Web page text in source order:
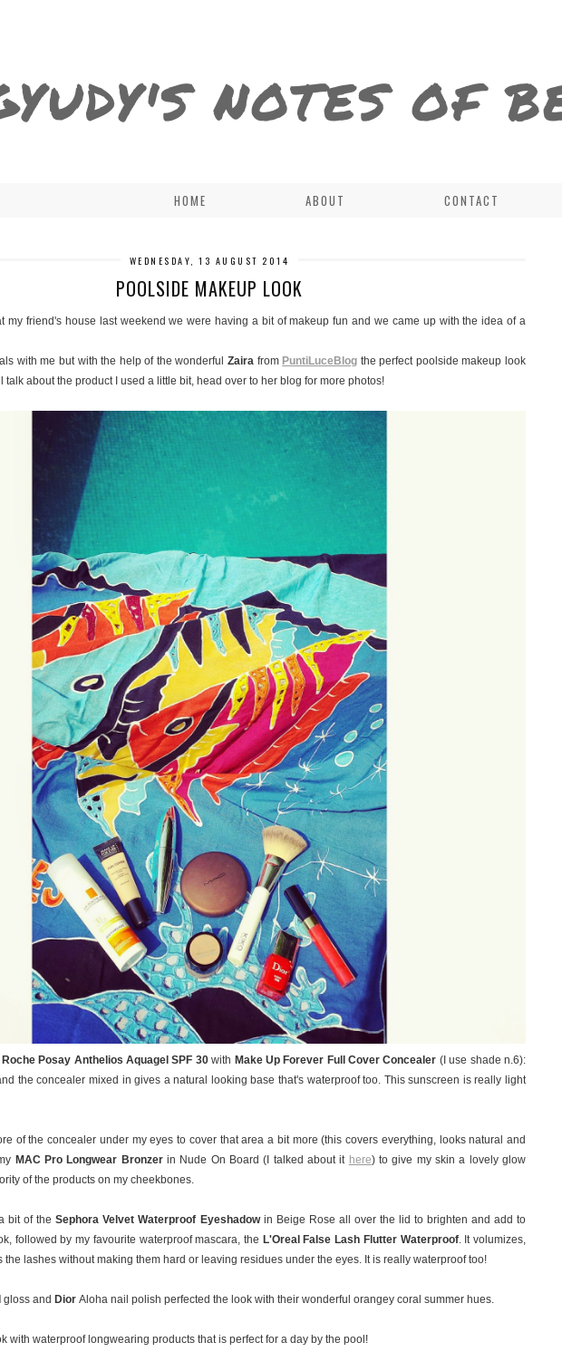
NOTES OF
HOME ABOUT CONTACT
WEDNESDAY, 13 AUGUST 2014
POOLSIDE MAKEUP LOOK
my friend's house last weekend we were having a bit of makeup fun and we came up with the idea of a
with me but with the help of the wonderful Zaira from PuntiLuceBlog the perfect poolside makeup look
talk about the product I used a little bit, head over to her blog for more photos!
Roche Posay Anthelios Aquagel SPF 30with Make Up Forever Full Cover Concealer (I use shade n.6):
the concealer mixed in gives a natural looking base that's waterproof too. This sunscreen is really light
of the concealer under my eyes to cover that area a bit more (this covers everything, looks natural and
MAC Pro Longwear Bronzerin Nude On Board (I talked about it here) to give my skin a lovely glow
of the products on my cheekbones.
bit of theSephora Velvet Waterproof Eyeshadowin Beige Rose all over the lid to brighten and add to
followed by my favourite waterproof mascara, the L'Oreal False Lash Flutter Waterproof. It volumizes,
the lashes without making them hard or leaving residues under the eyes. It is really waterproof too!
gloss and Dior Aloha nail polish perfected the look with their wonderful orangey coral summer hues.
with waterproof longwearing products that is perfect for a day by the pool!